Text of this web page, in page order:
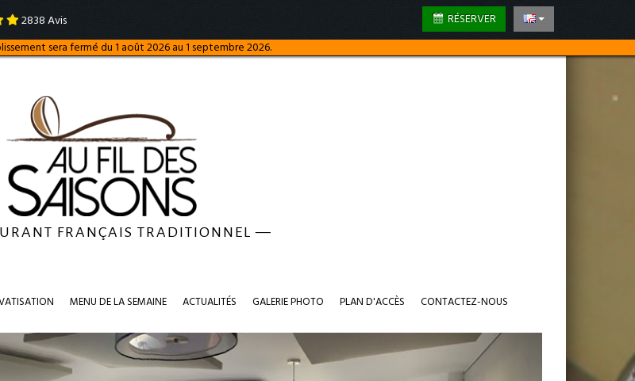
RÉSERVER
2838 Avis
sera fermé du 1 août 2026 au 1 septembre 2026.
FRANÇAIS TRADITIONNEL—
MENU DE LA SEMAINE ACTUALITÉS GALERIE PHOTO PLAN D'ACCÈS CONTACTEZ-NOUS